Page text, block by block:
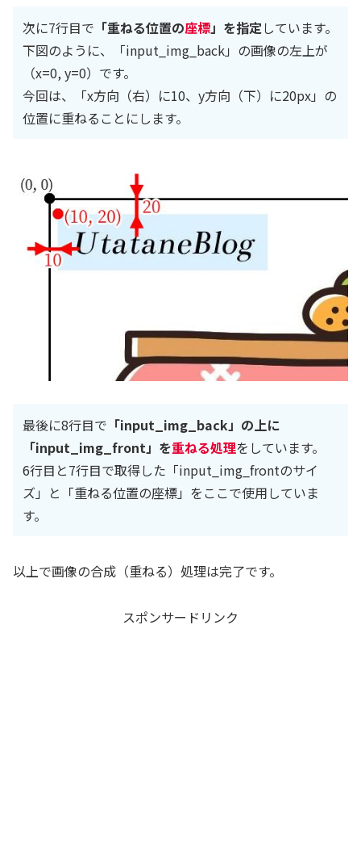
次に7行目で 「重ねる位置の座標」を指定しています。
下図のように、「input_img_back」の画像の左上が
（x=0, y=0）です。
今回は、「x方向（右）に10、y方向（下）に20px」の
位置に重ねることにします。
最後に8行目で 「input_img_back」の上に
「input_img_front」を重ねる処理をしています。
6行目と7行目で取得した「input_img_frontのサイ
ズ」と「重ねる位置の座標」をここで使用していま
す。
以上で画像の合成（重ねる）処理は完了です。
スポンサードリンク